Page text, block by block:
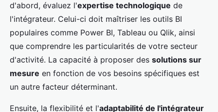
d'abord, évaluez l'expertise technologique de
l'intégrateur. Celui-ci doit maîtriser les outils BI
populaires comme Power BI, Tableau ou Qlik, ainsi
que comprendre les particularités de votre secteur
d'activité. La capacité à proposer des solutions sur
mesure en fonction de vos besoins spécifiques est
un autre facteur déterminant.
Ensuite, la flexibilité et l'adaptabilité de l'intégrateur